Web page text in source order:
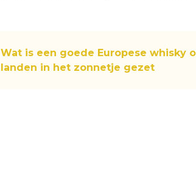
Wat is een goede Europese whisky
landen in het zonnetje gezet